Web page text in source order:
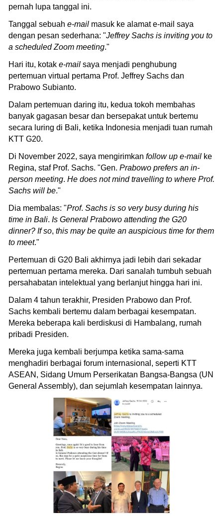
pernah lupa tanggal ini.
Tanggal sebuah e-mail masuk ke alamat e-mail saya
dengan pesan sederhana: "Jeffrey Sachs is inviting you to
a scheduled Zoom meeting."
Hari itu, kotak e-mail saya menjadi penghubung
pertemuan virtual pertama Prof. Jeffrey Sachs dan
Prabowo Subianto.
Dalam pertemuan daring itu, kedua tokoh membahas
banyak gagasan besar dan bersepakat untuk bertemu
secara luring di Bali, ketika Indonesia menjadi tuan rumah
KTT G20.
Di November 2022, saya mengirimkan follow up e-mail ke
Regina, staf Prof. Sachs. ⁠"Gen. Prabowo prefers an in-
person meeting. He does not mind travelling to where Prof.
Sachs will be."
Dia membalas: "Prof. Sachs is so very busy during his
time in Bali. Is General Prabowo attending the G20
dinner? If so, this may be quite an auspicious time for them
to meet."
Pertemuan di G20 Bali akhirnya jadi lebih dari sekadar
pertemuan pertama mereka. Dari sanalah tumbuh sebuah
persahabatan intelektual yang berlanjut hingga hari ini.
Dalam 4 tahun terakhir, Presiden Prabowo dan Prof.
Sachs kembali bertemu dalam berbagai kesempatan.
Mereka beberapa kali berdiskusi di Hambalang, rumah
pribadi Presiden.
Mereka juga kembali berjumpa ketika sama-sama
menghadiri berbagai forum internasional, seperti KTT
ASEAN, Sidang Umum Perserikatan Bangsa-Bangsa (UN
General Assembly), dan sejumlah kesempatan lainnya.